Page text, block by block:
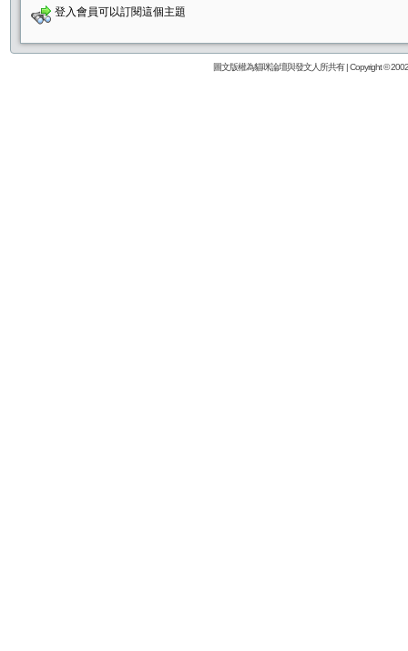
登入會員可以訂閱這個主題
圖文版權為貓咪論壇與發文人所共有 | Copyright ©